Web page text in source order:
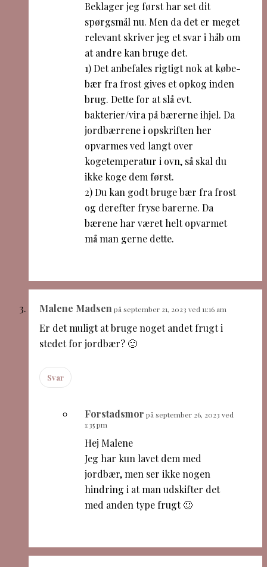
Beklager jeg først har set dit
spørgsmål nu. Men da det er meget
relevant skriver jeg et svar i håb om
at andre kan bruge det.
1) Det anbefales rigtigt nok at købe-
bær fra frost gives et opkog inden
brug. Dette for at slå evt.
bakterier/vira på bærerne ihjel. Da
jordbærrene i opskriften her
opvarmes ved langt over
kogetemperatur i ovn, så skal du
ikke koge dem først.
2) Du kan godt bruge bær fra frost
og derefter fryse barerne. Da
bærene har været helt opvarmet
må man gerne dette.
Malene Madsen på september 21, 2023 ved 11:16 am
Er det muligt at bruge noget andet frugt i
stedet for jordbær? 🙂
Svar
Forstadsmor på september 26, 2023 ved
1:35 pm
Hej Malene
Jeg har kun lavet dem med
jordbær, men ser ikke nogen
hindring i at man udskifter det
med anden type frugt 🙂